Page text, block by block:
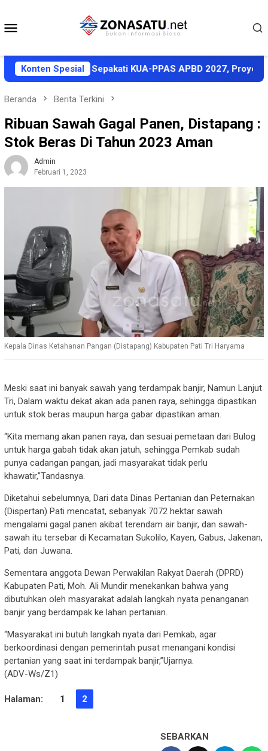
konten
Konten Spesial
Halut Sepakati KUA-PPAS APBD 2027, Proyeksi
Beranda Berita Terkini
Ribuan Sawah Gagal Panen, Distapang :
Stok Beras Di Tahun 2023 Aman
Admin
Februari 1, 2023
Kepala Dinas Ketahanan Pangan (Distapang) Kabupaten Pati Tri Haryama
Meski saat ini banyak sawah yang terdampak banjir, Namun Lanjut
Tri, Dalam waktu dekat akan ada panen raya, sehingga dipastikan
untuk stok beras maupun harga gabar dipastikan aman.
“Kita memang akan panen raya, dan sesuai pemetaan dari Bulog
untuk harga gabah tidak akan jatuh, sehingga Pemkab sudah
punya cadangan pangan, jadi masyarakat tidak perlu
khawatir,”Tandasnya.
Diketahui sebelumnya, Dari data Dinas Pertanian dan Peternakan
(Dispertan) Pati mencatat, sebanyak 7072 hektar sawah
mengalami gagal panen akibat terendam air banjir, dan sawah-
sawah itu tersebar di Kecamatan Sukolilo, Kayen, Gabus, Jakenan,
Pati, dan Juwana.
Sementara anggota Dewan Perwakilan Rakyat Daerah (DPRD)
Kabupaten Pati, Moh. Ali Mundir menekankan bahwa yang
dibutuhkan oleh masyarakat adalah langkah nyata penanganan
banjir yang berdampak ke lahan pertanian.
“Masyarakat ini butuh langkah nyata dari Pemkab, agar
berkoordinasi dengan pemerintah pusat menangani kondisi
pertanian yang saat ini terdampak banjir,”Ujarnya.
(ADV-Ws/Z1)
Halaman: 1 2
SEBARKAN